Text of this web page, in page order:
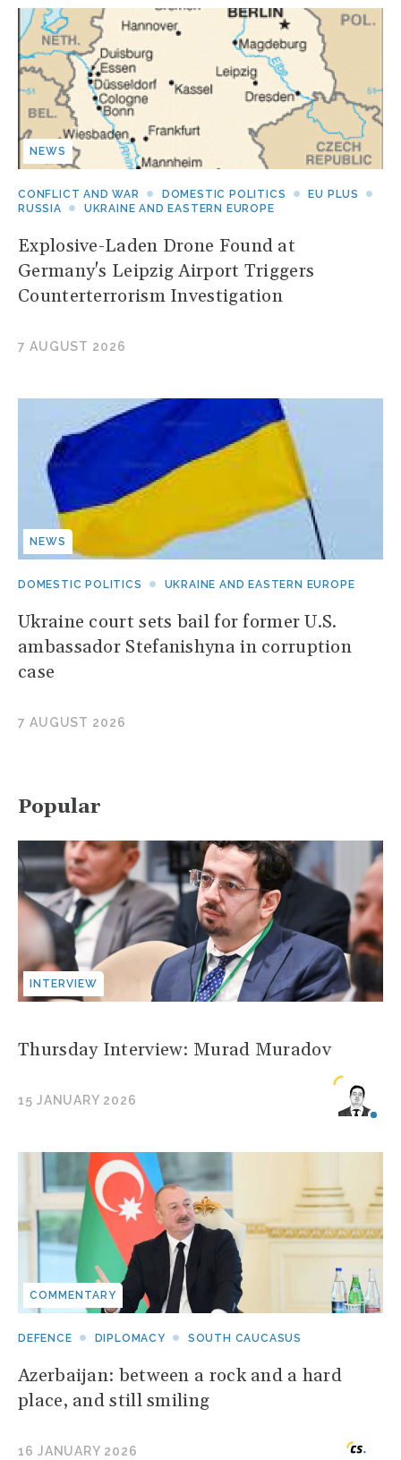
NEWS
CONFLICT AND WAR DOMESTIC POLITICS
EU PLUS
RUSSIA
UKRAINE AND EASTERN EUROPE
Explosive-Laden Drone Found at
Germany's Leipzig Airport Triggers
Counterterrorism Investigation
7 AUGUST 2026
NEWS
DOMESTIC POLITICS UKRAINE AND EASTERN EUROPE
Ukraine court sets bail for former U.S.
ambassador Stefanishyna in corruption
case
7 AUGUST 2026
Popular
INTERVIEW
Thursday Interview: Murad Muradov
15 JANUARY 2026
COMMENTARY
DEFENCE DIPLOMACY SOUTH CAUCASUS
Azerbaijan: between a rock and a hard
place, and still smiling
16 JANUARY 2026